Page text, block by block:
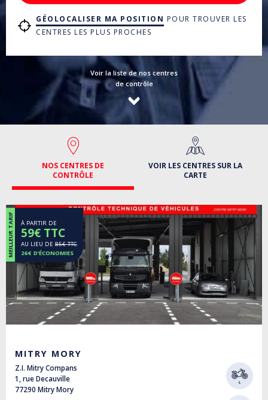
GÉOLOCALISER MA POSITION POUR TROUVER LES
CENTRES LES PLUS PROCHES
Voir la liste de nos centres
de contrôle
NOS CENTRES DE
CONTRÔLE
VOIR LES CENTRES SUR LA
CARTE
MEILLEUR TARIF À PARTIR DE
59€ TTC
AU LIEU DE 85€ TTC
26€ D’ÉCONOMIES
MITRY MORY
Z.I. Mitry Compans
1, rue Decauville
77290 Mitry Mory